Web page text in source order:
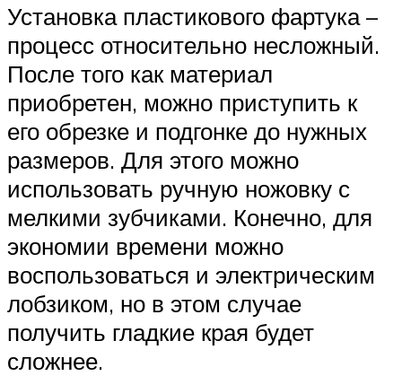
Установка пластикового фартука –
процесс относительно несложный.
После того как материал
приобретен, можно приступить к
его обрезке и подгонке до нужных
размеров. Для этого можно
использовать ручную ножовку с
мелкими зубчиками. Конечно, для
экономии времени можно
воспользоваться и электрическим
лобзиком, но в этом случае
получить гладкие края будет
сложнее.